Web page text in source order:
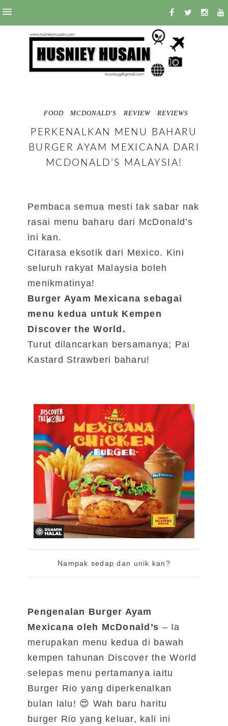
FOOD MCDONALD'S REVIEW REVIEWS
PERKENALKAN MENU BAHARU
BURGER AYAM MEXICANA DARI
MCDONALD’S MALAYSIA!
Pembaca semua mesti tak sabar nak
rasai menu baharu dari McDonald’s
ini kan.
Citarasa eksotik dari Mexico. Kini
seluruh rakyat Malaysia boleh
menikmatinya!
Burger Ayam Mexicana sebagai
menu kedua untuk Kempen
Discover the World.
Turut dilancarkan bersamanya; Pai
Kastard Strawberi baharu!
Nampak sedap dan unik kan?
Pengenalan Burger Ayam
Mexicana oleh McDonald’s – Ia
merupakan menu kedua di bawah
kempen tahunan Discover the World
selepas menu pertamanya iaitu
Burger Rio yang diperkenalkan
bulan lalu! 😍 Wah baru haritu
burger Rio yang keluar, kali ini